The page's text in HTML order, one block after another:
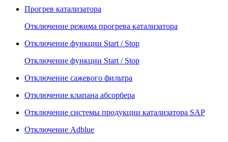
Прогрев катализатора
Отключение режима прогрева катализатора
Отключение функции Start / Stop
Отключение функции Start / Stop
Отключение сажевого фильтра
Отключение клапана абсорбера
Отключение системы продукции катализатора SAP
Отключение Adblue